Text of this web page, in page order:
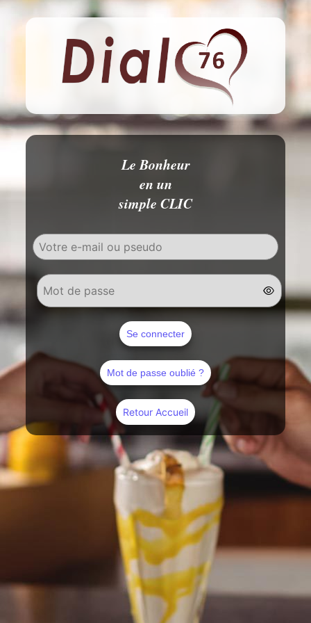
Le Bonheur
en un
simple CLIC
Se connecter
Mot de passe oublié ?
Retour Accueil